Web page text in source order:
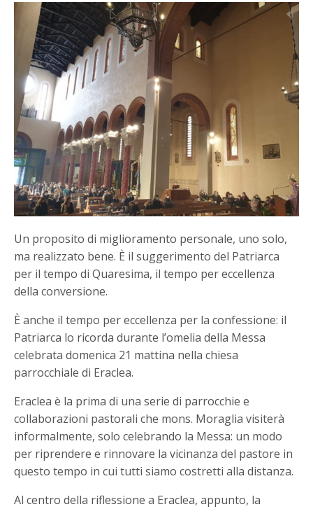
Un proposito di miglioramento personale, uno solo,
ma realizzato bene. È il suggerimento del Patriarca
per il tempo di Quaresima, il tempo per eccellenza
della conversione.
È anche il tempo per eccellenza per la confessione: il
Patriarca lo ricorda durante l’omelia della Messa
celebrata domenica 21 mattina nella chiesa
parrocchiale di Eraclea.
Eraclea è la prima di una serie di parrocchie e
collaborazioni pastorali che mons. Moraglia visiterà
informalmente, solo celebrando la Messa: un modo
per riprendere e rinnovare la vicinanza del pastore in
questo tempo in cui tutti siamo costretti alla distanza.
Al centro della riflessione a Eraclea, appunto, la